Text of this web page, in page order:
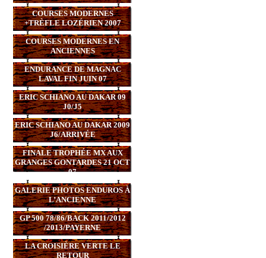
COURSES MODERNES
+TRÈFLE LOZÉRIEN 2007
COURSES MODERNES EN
ANCIENNES
ENDURANCE DE MAGNAC
LAVAL FIN JUIN 07
ERIC SCHIANO AU DAKAR 09
J0/J5
ERIC SCHIANO AU DAKAR 2009
J6/ARRIVÉE
FINALE TROPHÉE MX AUX
GRANGES GONTARDES 21 OCT
07
GALERIE PHOTOS ENDUROS À
L’ANCIENNE
GP 500 78/86/BACK 2011/2012
/2013/PAYERNE
LA CROISIÈRE VERTE LE
RETOUR